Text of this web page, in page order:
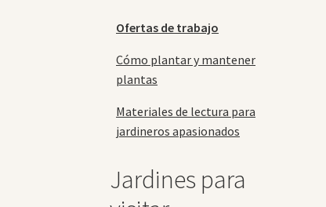
Ofertas de trabajo
Cómo plantar y mantener
plantas
Materiales de lectura para
jardineros apasionados
Jardines para